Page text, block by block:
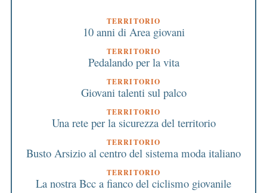
TERRITORIO
10 anni di Area giovani
TERRITORIO
Pedalando per la vita
TERRITORIO
Giovani talenti sul palco
TERRITORIO
Una rete per la sicurezza del territorio
TERRITORIO
Busto Arsizio al centro del sistema moda italiano
TERRITORIO
La nostra Bcc a fianco del ciclismo giovanile